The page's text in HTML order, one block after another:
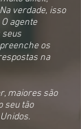
verdade, isso
agente
os
na
maiores são
seu tão